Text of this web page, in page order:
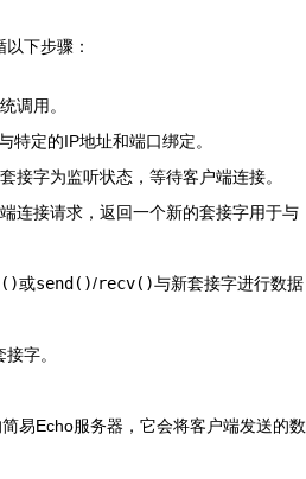
下步骤：
调用。
特定的IP地址和端口绑定。
接字为监听状态，等待客户端连接。
连接请求，返回一个新的套接字用于与
或send()/recv()与新套接字进行数据
字。
易Echo服务器，它会将客户端发送的数